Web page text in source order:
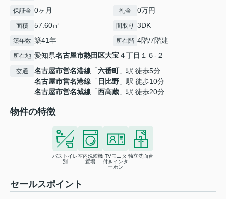
保証金 0ヶ月 礼金 0万円
面積 57.60㎡ 間取り 3DK
築年数 築41年 所在階 4階/7階建
所在地 愛知県名古屋市熱田区大宝４丁目１６-２
交通 名古屋市営名港線 「六番町」駅 徒歩5分
名古屋市営名港線 「 日比野 」駅 徒歩10分
名古屋市営名城線 「西高蔵 」駅 徒歩20分
物件の特徴
バストイレ
別
室内洗濯機
置場
TVモニタ
付きインタ
ーホン
独立洗面台
セールスポイント